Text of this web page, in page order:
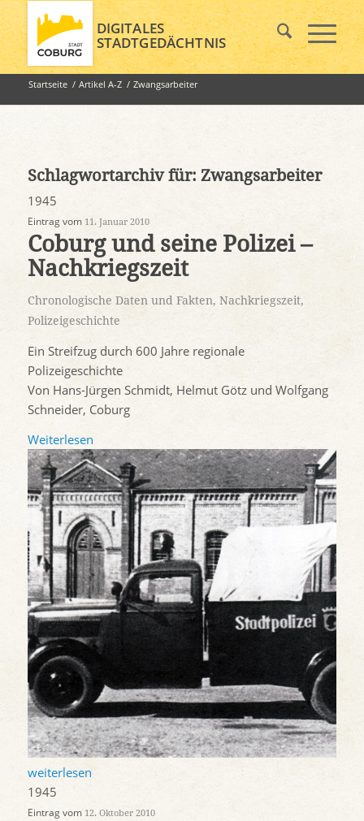
DIGITALES
STADTGEDÄCHTNIS
Startseite / Artikel A-Z / Zwangsarbeiter
Schlagwortarchiv für: Zwangsarbeiter
1945
Eintrag vom 11. Januar 2010
Coburg und seine Polizei –
Nachkriegszeit
Chronologische Daten und Fakten, Nachkriegszeit,
Polizeigeschichte
Ein Streifzug durch 600 Jahre regionale
Polizeigeschichte
Von Hans-Jürgen Schmidt, Helmut Götz und Wolfgang
Schneider, Coburg
Weiterlesen
weiterlesen
1945
Eintrag vom 12. Oktober 2010